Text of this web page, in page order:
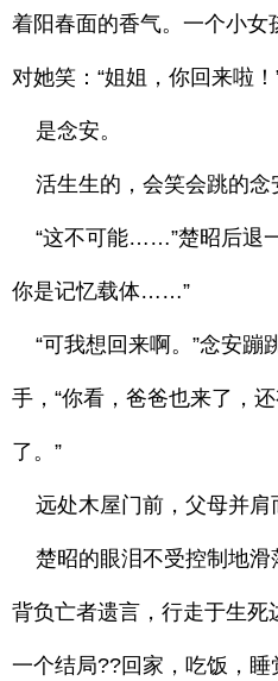
着阳春面的香气。一个小女
对她笑：“姐姐，你回来啦！
是念安。
活生生的，会笑会跳的念
“这不可能……”楚昭后退
你是记忆载体……”
“可我想回来啊。”念安蹦
手，“你看，爸爸也来了，
了。”
远处木屋门前，父母并肩
楚昭的眼泪不受控制地滑
背负亡者遗言，行走于生死
一个结局??回家，吃饭，睡